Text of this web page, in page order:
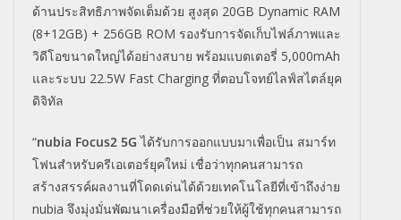
ด้านประสิทธิภาพจัดเต็มด้วย สูงสุด 20GB Dynamic RAM
(8+12GB) + 256GB ROM รองรับการจัดเก็บไฟล์ภาพและ
วิดีโอขนาดใหญ่ได้อย่างสบาย พร้อมแบตเตอรี่ 5,000mAh
และระบบ 22.5W Fast Charging ที่ตอบโจทย์ไลฟ์สไตล์ยุค
ดิจิทัล
“nubia Focus2 5G ได้รับการออกแบบมาเพื่อเป็น สมาร์ท
โฟนสำหรับครีเอเตอร์ยุคใหม่ เชื่อว่าทุกคนสามารถ
สร้างสรรค์ผลงานที่โดดเด่นได้ด้วยเทคโนโลยีที่เข้าถึงง่าย
nubia จึงมุ่งมั่นพัฒนาเครื่องมือที่ช่วยให้ผู้ใช้ทุกคนสามารถ